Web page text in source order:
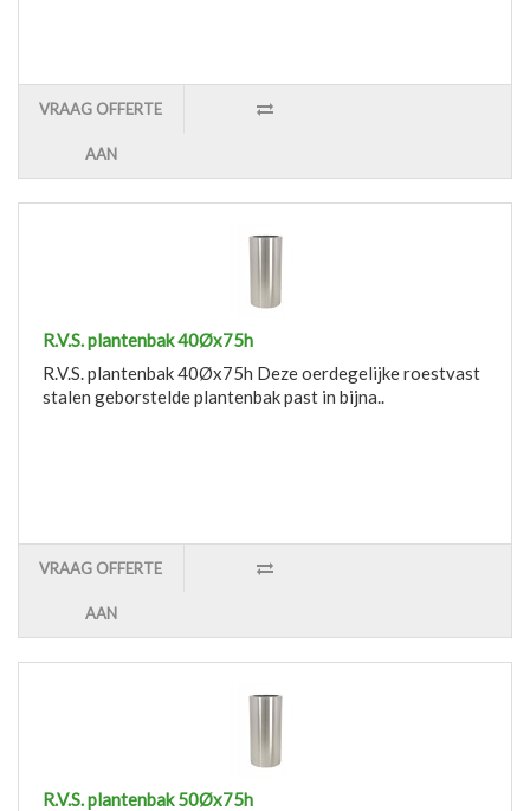
VRAAG OFFERTE
AAN
R.V.S. plantenbak 40Øx75h
R.V.S. plantenbak 40Øx75h Deze oerdegelijke roestvast
stalen geborstelde plantenbak past in bijna..
VRAAG OFFERTE
AAN
R.V.S. plantenbak 50Øx75h